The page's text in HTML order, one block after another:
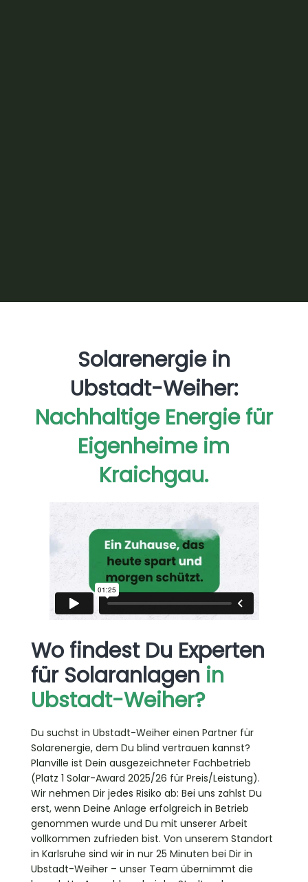
Solarenergie in
Ubstadt-Weiher:
Nachhaltige Energie für
Eigenheime im
Kraichgau.
Wo findest Du Experten
für Solaranlagen in
Ubstadt-Weiher?
Du suchst in Ubstadt-Weiher einen Partner für
Solarenergie, dem Du blind vertrauen kannst?
Planville ist Dein ausgezeichneter Fachbetrieb
(Platz 1 Solar-Award 2025/26 für Preis/Leistung).
Wir nehmen Dir jedes Risiko ab: Bei uns zahlst Du
erst, wenn Deine Anlage erfolgreich in Betrieb
genommen wurde und Du mit unserer Arbeit
vollkommen zufrieden bist. Von unserem Standort
in Karlsruhe sind wir in nur 25 Minuten bei Dir in
Ubstadt-Weiher – unser Team übernimmt die